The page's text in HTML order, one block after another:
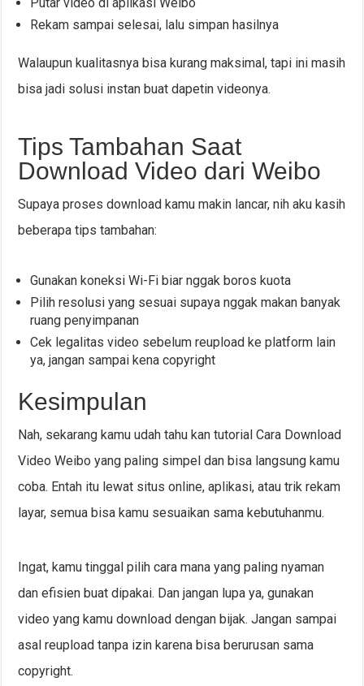
Rekam sampai selesai, lalu simpan hasilnya
Walaupun kualitasnya bisa kurang maksimal, tapi ini masih
bisa jadi solusi instan buat dapetin videonya.
Tips Tambahan Saat
Download Video dari Weibo
Supaya proses download kamu makin lancar, nih aku kasih
beberapa tips tambahan:
Gunakan koneksi Wi-Fi biar nggak boros kuota
Pilih resolusi yang sesuai supaya nggak makan banyak
ruang penyimpanan
Cek legalitas video sebelum reupload ke platform lain
ya, jangan sampai kena copyright
Kesimpulan
Nah, sekarang kamu udah tahu kan tutorial Cara Download
Video Weibo yang paling simpel dan bisa langsung kamu
coba. Entah itu lewat situs online, aplikasi, atau trik rekam
layar, semua bisa kamu sesuaikan sama kebutuhanmu.
Ingat, kamu tinggal pilih cara mana yang paling nyaman
dan efisien buat dipakai. Dan jangan lupa ya, gunakan
video yang kamu download dengan bijak. Jangan sampai
asal reupload tanpa izin karena bisa berurusan sama
copyright.